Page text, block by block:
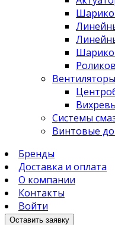
Вентиляторы
Системы
Винтовые
Бренды
Доставка и оплата
О компании
Контакты
Войти
Оставить заявку